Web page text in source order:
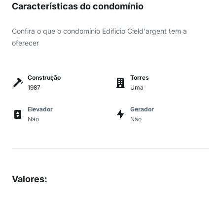
Características do condomínio
Confira o que o condomínio Edificio Cield'argent tem a
oferecer
Construção
1987
Torres
Uma
Elevador
Não
Gerador
Não
Valores: